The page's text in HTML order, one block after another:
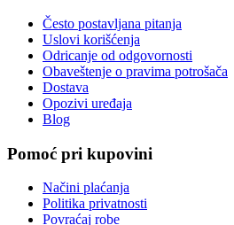
Često postavljana pitanja
Uslovi korišćenja
Odricanje od odgovornosti
Obaveštenje o pravima potrošača
Dostava
Opozivi uređaja
Blog
Pomoć pri kupovini
Načini plaćanja
Politika privatnosti
Povraćaj robe